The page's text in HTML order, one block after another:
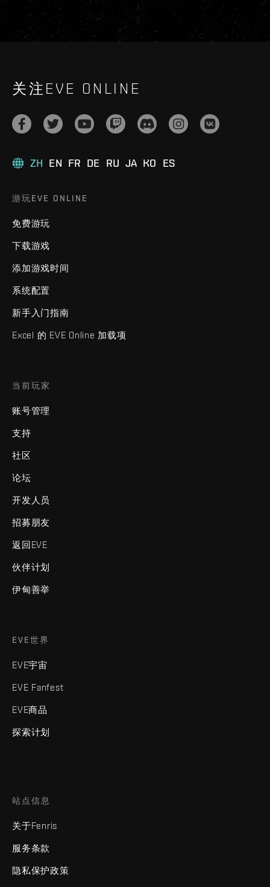
关注EVE ONLINE
ZH EN FR DE RU JA KO ES
游玩EVE ONLINE
免费游玩
下载游戏
添加游戏时间
系统配置
新手入门指南
Excel 的 EVE Online 加载项
当前玩家
账号管理
支持
社区
论坛
开发人员
招募朋友
返回EVE
伙伴计划
伊甸善举
EVE世界
EVE宇宙
EVE Fanfest
EVE商品
探索计划
站点信息
关于Fenris
服务条款
隐私保护政策